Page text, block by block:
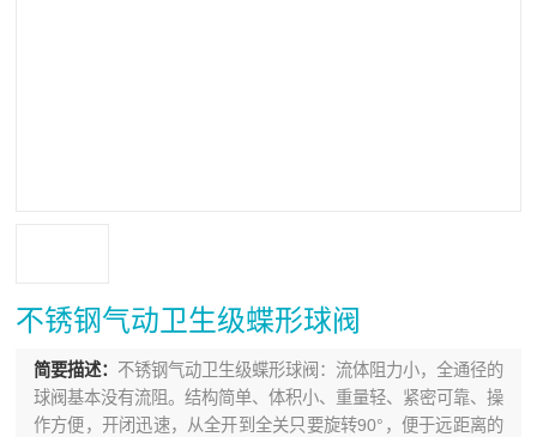
不锈钢气动卫生级蝶形球阀
简要描述： 不锈钢气动卫生级蝶形球阀：流体阻力小，全通径的
球阀基本没有流阻。结构简单、体积小、重量轻、紧密可靠、操
作方便，开闭迅速，从全开到全关只要旋转90°，便于远距离的